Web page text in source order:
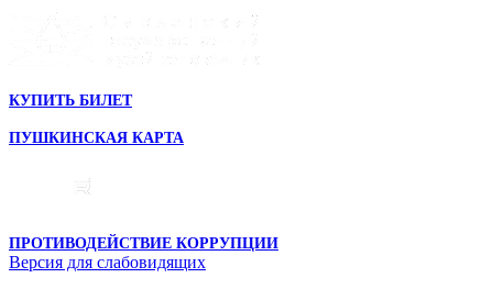
КУПИТЬ БИЛЕТ
ПУШКИНСКАЯ КАРТА
ПРОТИВОДЕЙСТВИЕ КОРРУПЦИИ
Версия для слабовидящих